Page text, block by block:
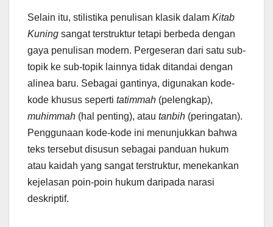
Selain itu, stilistika penulisan klasik dalam Kitab
Kuning sangat terstruktur tetapi berbeda dengan
gaya penulisan modern. Pergeseran dari satu sub-
topik ke sub-topik lainnya tidak ditandai dengan
alinea baru. Sebagai gantinya, digunakan kode-
kode khusus seperti tatimmah (pelengkap),
muhimmah (hal penting), atau tanbih (peringatan).
Penggunaan kode-kode ini menunjukkan bahwa
teks tersebut disusun sebagai panduan hukum
atau kaidah yang sangat terstruktur, menekankan
kejelasan poin-poin hukum daripada narasi
deskriptif.